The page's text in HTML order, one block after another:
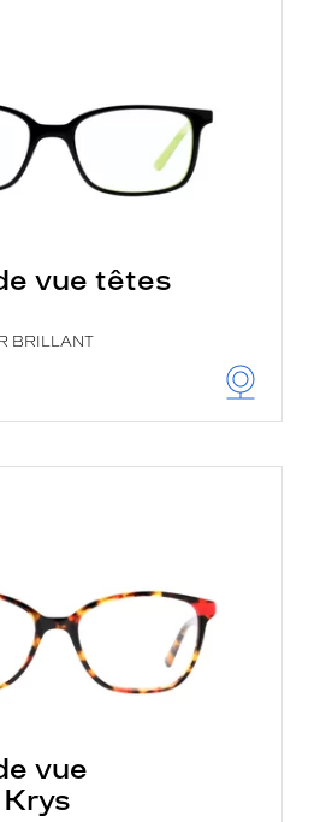
vue têtes
BRILLANT
vue